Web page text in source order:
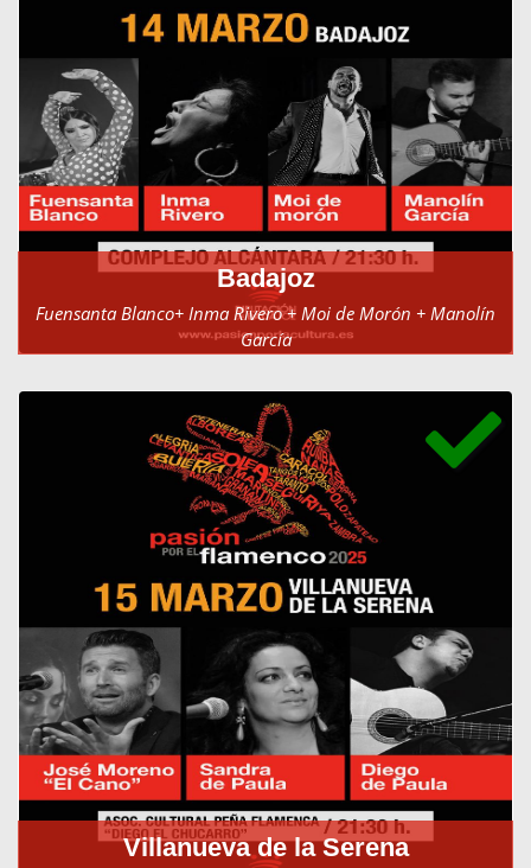
Badajoz
Fuensanta Blanco+ Inma Rivero + Moi de Morón + Manolín
García
Villanueva de la Serena